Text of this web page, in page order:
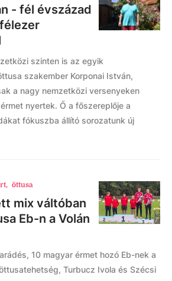
- fél évszázad
szinten is az egyik
szakember Korponai István,
a nagy nemzetközi versenyeken
nyertek. Ő a főszereplője a
fókuszba állító sorozatunk új
, öttusa
mix váltóban
Eb-n a Volán
10 magyar érmet hozó Eb-nek a
Turbucz Ivola és Szécsi